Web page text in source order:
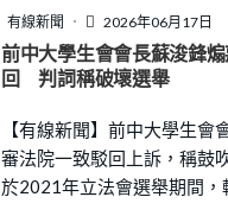
有線新聞 2026年06月17日
前中大學生會會長蘇浚鋒
回 判詞稱破壞選舉
【有線新聞】前中大學生
審法院一致駁回上訴，稱鼓
於2021年立法會選舉期間，